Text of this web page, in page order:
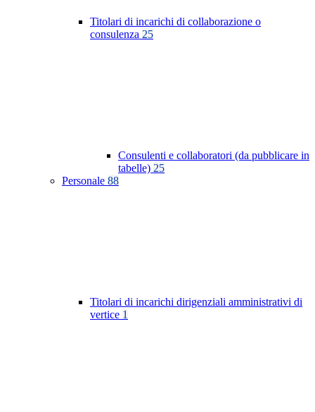
Titolari di incarichi di collaborazione o
consulenza 25
Consulenti e collaboratori (da pubblicare in
tabelle) 25
Personale 88
Titolari di incarichi dirigenziali amministrativi di
vertice 1